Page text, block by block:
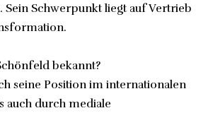
Sein Schwerpunkt liegt auf Vertrieb
bekannt?
seine Position im internationalen
auch durch mediale